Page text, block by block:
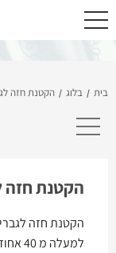
בית / בלוג / הקטנת חזה
הקטנת חזה
הקטנת חזה